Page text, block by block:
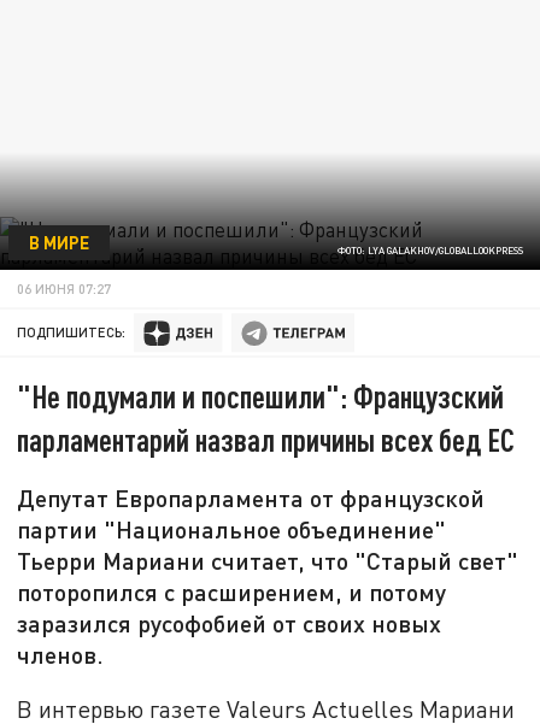
ФОТО: LYA GALAKHOV/GLOBALLOOKPRESS
В МИРЕ
06 ИЮНЯ 07:27
ПОДПИШИТЕСЬ:
"Не подумали и поспешили": Французский
парламентарий назвал причины всех бед ЕС
Депутат Европарламента от французской
партии "Национальное объединение"
Тьерри Мариани считает, что "Старый свет"
поторопился с расширением, и потому
заразился русофобией от своих новых
членов.
В интервью газете Valeurs Actuelles Мариани